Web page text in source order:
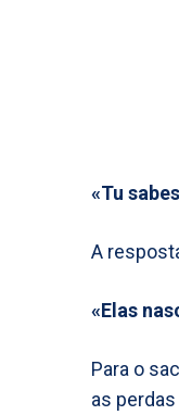
«Tu
A
«Elas
Para o
as